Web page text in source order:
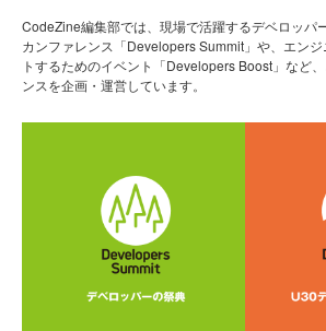
CodeZine編集部では、現場で活躍するデベロッパ
カンファレンス「Developers Summit」や、エン
トするためのイベント「Developers Boost」など
ンスを企画・運営しています。